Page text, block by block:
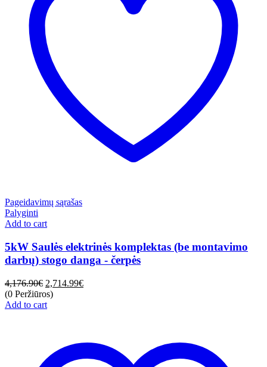
Pageidavimų sąrašas
Palyginti
Add to cart
5kW Saulės elektrinės komplektas (be montavimo
darbų) stogo danga - čerpės
4,176.90€ 2,714.99€
(0 Peržiūros)
Add to cart